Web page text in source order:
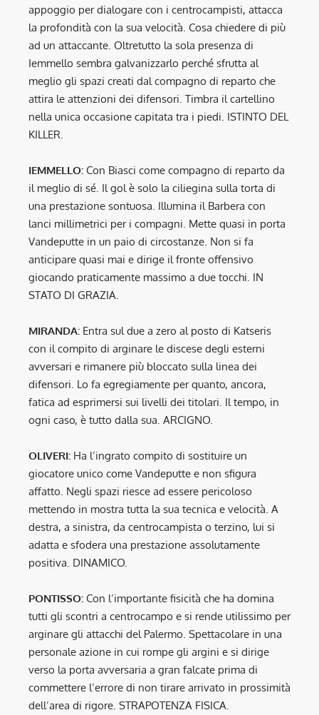
appoggio per dialogare con i centrocampisti, attacca
la profondità con la sua velocità. Cosa chiedere di più
ad un attaccante. Oltretutto la sola presenza di
Iemmello sembra galvanizzarlo perché sfrutta al
meglio gli spazi creati dal compagno di reparto che
attira le attenzioni dei difensori. Timbra il cartellino
nella unica occasione capitata tra i piedi. ISTINTO DEL
KILLER.
IEMMELLO: Con Biasci come compagno di reparto da
il meglio di sé. Il gol è solo la ciliegina sulla torta di
una prestazione sontuosa. Illumina il Barbera con
lanci millimetrici per i compagni. Mette quasi in porta
Vandeputte in un paio di circostanze. Non si fa
anticipare quasi mai e dirige il fronte offensivo
giocando praticamente massimo a due tocchi. IN
STATO DI GRAZIA.
MIRANDA: Entra sul due a zero al posto di Katseris
con il compito di arginare le discese degli esterni
avversari e rimanere più bloccato sulla linea dei
difensori. Lo fa egregiamente per quanto, ancora,
fatica ad esprimersi sui livelli dei titolari. Il tempo, in
ogni caso, è tutto dalla sua. ARCIGNO.
OLIVERI: Ha l’ingrato compito di sostituire un
giocatore unico come Vandeputte e non sfigura
affatto. Negli spazi riesce ad essere pericoloso
mettendo in mostra tutta la sua tecnica e velocità. A
destra, a sinistra, da centrocampista o terzino, lui si
adatta e sfodera una prestazione assolutamente
positiva. DINAMICO.
PONTISSO: Con l’importante fisicità che ha domina
tutti gli scontri a centrocampo e si rende utilissimo per
arginare gli attacchi del Palermo. Spettacolare in una
personale azione in cui rompe gli argini e si dirige
verso la porta avversaria a gran falcate prima di
commettere l’errore di non tirare arrivato in prossimità
dell’area di rigore. STRAPOTENZA FISICA.